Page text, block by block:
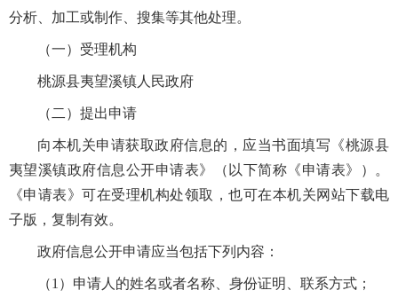
分析、加工或制作、搜集等其他处理。
（一）受理机构
桃源县夷望溪镇人民政府
（二）提出申请
向本机关申请获取政府信息的，应当书面填写《桃源县
夷望溪镇政府信息公开申请表》（以下简称《申请表》）。
《申请表》可在受理机构处领取，也可在本机关网站下载电
子版，复制有效。
政府信息公开申请应当包括下列内容：
（1）申请人的姓名或者名称、身份证明、联系方式；